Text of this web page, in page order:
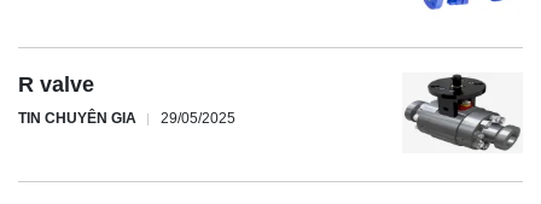
R valve
TIN CHUYÊN GIA 29/05/2025